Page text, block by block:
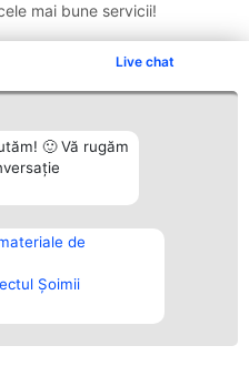
Live chat
🙂 Vă rugăm
de
Șoimii
mai bune servicii!
Contact